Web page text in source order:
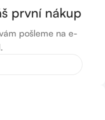
první nákup
pošleme na e-